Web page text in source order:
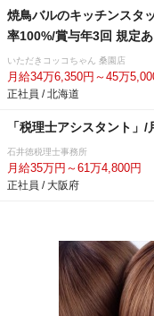
焼鳥バルのキッチンスタ
率100%/賞与年3回 規定あ
いただきコッコちゃん 桑園店
月給34万6,350円～45万
正社員 / 北海道
「税理士アシスタント」/
石井徳税理士事務所
月給35万円～61万4,800円
正社員 / 大阪府